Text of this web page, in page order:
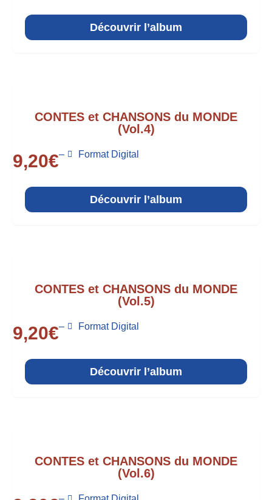
Découvrir l’album
CONTES et CHANSONS du MONDE
(Vol.4)
9,20€– Format Digital
Découvrir l’album
CONTES et CHANSONS du MONDE
(Vol.5)
9,20€– Format Digital
Découvrir l’album
CONTES et CHANSONS du MONDE
(Vol.6)